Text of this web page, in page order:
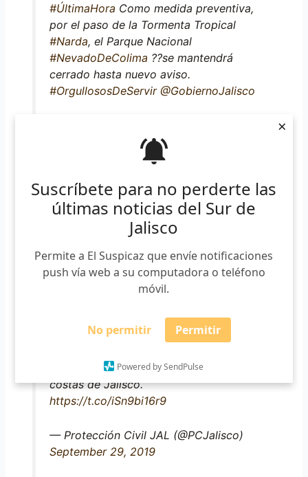
Suscríbete para no perderte las
últimas noticias del Sur de
Jalisco
Permite a El Suspicaz que envíe notificaciones
push vía web a su computadora o teléfono
móvil.
No permitir Permitir
Powered by SendPulse
×
#ÚltimaHora Como medida preventiva,
por el paso de la Tormenta Tropical
#Narda, el Parque Nacional
#NevadoDeColima ??️se mantendrá
cerrado hasta nuevo aviso.
#OrgullososDeServir @GobiernoJalisco
September 29, 2019
Las autoridades decretaron alerta amarilla para el sur de
Jalisco y verde para el suroeste, llaman a estar preparados
ante la posibilidad de lluvias torrenciales e intensas en el
estado. Prevén que este domingo la tormenta tropical
Narda, pase por las cosas jaliscienses.
la tormenta tropical
toca tierra en Michoacán, para
espera que el fenómeno pase por las
costas de Jalisco.
https://t.co/iSn9bi16r9
— Protección Civil JAL (@PCJalisco)
September 29, 2019